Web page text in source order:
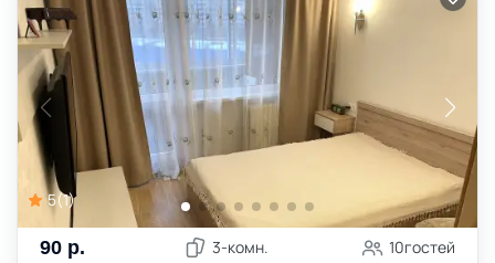
5(1)
90 р. 3-комн. 10гостей